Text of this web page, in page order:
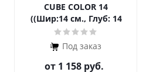
CUBE COLOR 14
((Шир:14 см., Глуб: 14
см. , Выс: 14 см.))
Под заказ
от 1 158 руб.